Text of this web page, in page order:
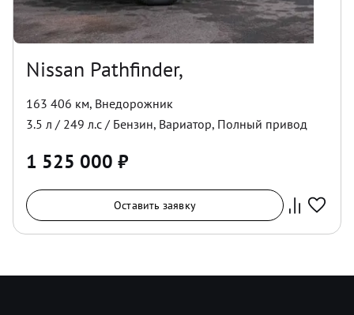
Nissan Pathfinder,
163 406 км, Внедорожник
3.5 л / 249 л.с / Бензин, Вариатор, Полный привод
1 525 000 ₽
Оставить заявку